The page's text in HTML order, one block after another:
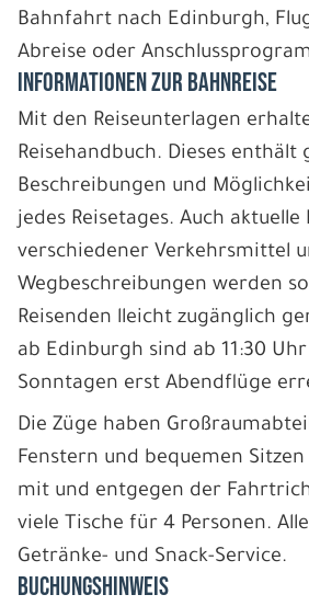
Bahnfahrt nach Edinburgh,
Abreise oder
Informationen zur Bahnreise
Mit den Reiseunterlagen
Reisehandbuch. Dieses enthält
Beschreibungen und
jedes Reisetages. Auch aktuelle
verschiedener Verkehrsmittel
Wegbeschreibungen werden
Reisenden lleicht zugänglich
ab Edinburgh sind ab 11:30
Sonntagen erst Abendflüge
Die Züge haben
Fenstern und bequemen
mit und entgegen der
viele Tische für 4 Personen.
Getränke- und Snack-Service.
BUCHUNGSHINWEIS